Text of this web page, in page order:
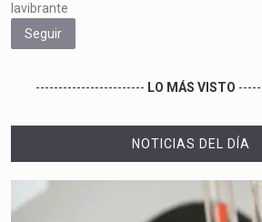
lavibrante
Seguir
------------------------ LO MÁS VISTO
NOTICIAS DEL DÍA